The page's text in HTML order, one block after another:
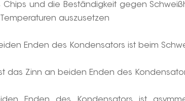
und die Beständigkeit gegen
auszusetzen
Enden des Kondensators ist beim
das Zinn an beiden Enden des